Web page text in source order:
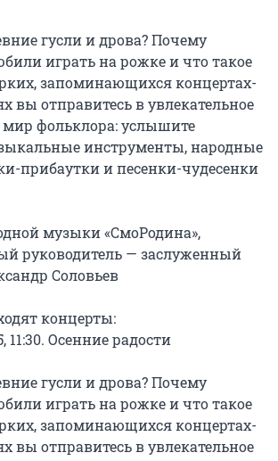
гусли и дрова? Почему
играть на рожке и что такое
запоминающихся концертах-
вы отправитесь в увлекательное
мир фольклора: услышите
инструменты, народные
прибаутки и песенки-чудесенки
музыки «СмоРодина»,
руководитель — заслуженный
Соловьев
концерты:
11:30. Осенние радости
гусли и дрова? Почему
играть на рожке и что такое
запоминающихся концертах-
вы отправитесь в увлекательное